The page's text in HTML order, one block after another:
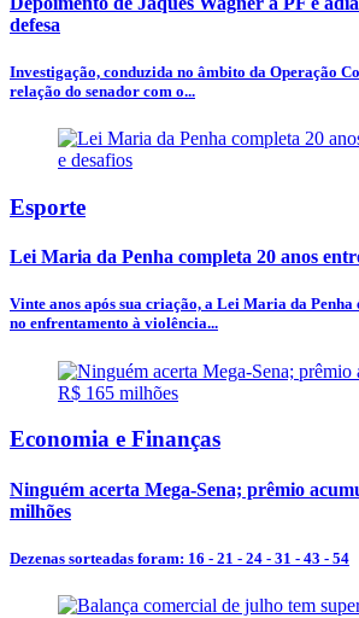
defesa
Investigação, conduzida no âmbito da Operação
relação do senador com o...
Esporte
Lei Maria da Penha completa 20 anos
Vinte anos após sua criação, a Lei Maria da Penha
no enfrentamento à violência...
Economia e Finanças
Ninguém acerta Mega-Sena; prêmio
milhões
Dezenas sorteadas foram: 16 - 21 - 24 - 31 - 43 - 54